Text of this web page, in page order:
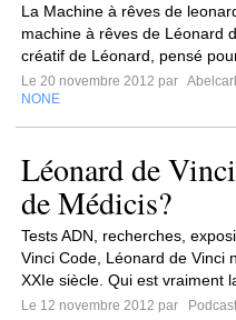
La Machine à rêves de
machine à rêves de Léonard
créatif de Léonard, pensé
Le 20 novembre 2012 par
NONE
Léonard de
de Médicis?
Tests ADN, recherches,
Vinci Code, Léonard de Vinci
XXIe siècle. Qui est vraiment
Le 12 novembre 2012 par